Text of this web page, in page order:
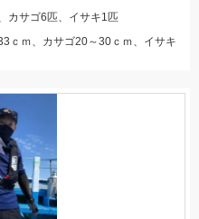
カサゴ6匹、イサキ1匹
ｃｍ、カサゴ20～30ｃｍ、イサキ